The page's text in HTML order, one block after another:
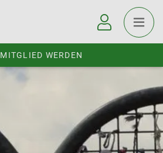
MITGLIED WERDEN